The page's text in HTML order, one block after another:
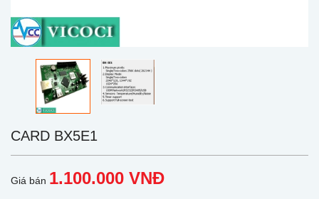
CARD BX5E1
Giá bán 1.100.000 VNĐ